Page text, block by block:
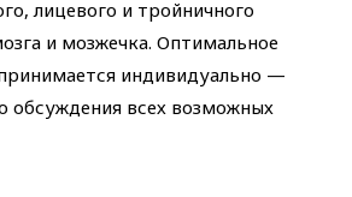
лицевого и тройничного
и мозжечка. Оптимальное
индивидуально —
обсуждения всех возможных